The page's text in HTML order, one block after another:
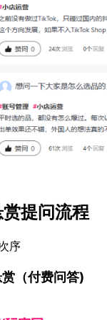
提问流程
序
赏（付费问答)